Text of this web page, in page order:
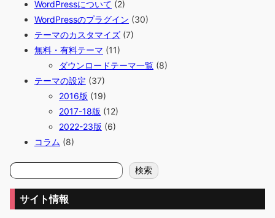
WordPressについて (2)
WordPressのプラグイン (30)
テーマのカスタマイズ (7)
無料・有料テーマ (11)
ダウンロードテーマ一覧 (8)
テーマの設定 (37)
2016版 (19)
2017-18版 (12)
2022-23版 (6)
コラム (8)
検
索
検索
サイト情報